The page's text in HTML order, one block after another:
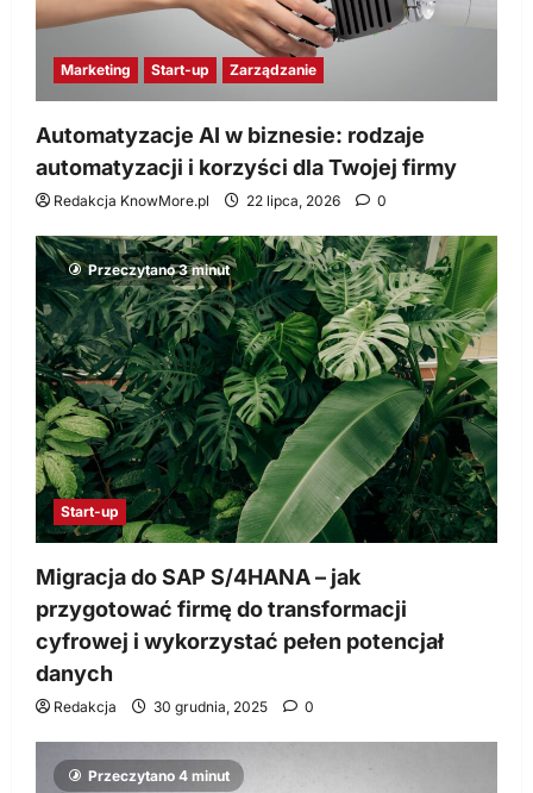
Marketing Start-up Zarządzanie
Automatyzacje AI w biznesie: rodzaje
automatyzacji i korzyści dla Twojej firmy
Redakcja KnowMore.pl 22 lipca, 2026 0
Przeczytano 3 minut
Start-up
Migracja do SAP S/4HANA – jak
przygotować firmę do transformacji
cyfrowej i wykorzystać pełen potencjał
danych
Redakcja 30 grudnia, 2025 0
Przeczytano 4 minut